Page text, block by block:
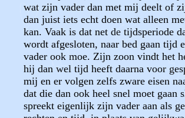
wat zijn vader dan met mij deelt of
dan juist iets echt doen wat alleen
kan. Vaak is dat net de tijdsperiode
wordt afgesloten, naar bed gaan tijd
vader ook moe. Zijn zoon vindt het
hij dan wel tijd heeft daarna voor
mij en er volgen zelfs zware eisen
dat die dan ook heel snel moet gaan
spreekt eigenlijk zijn vader aan als